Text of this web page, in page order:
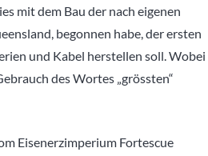
mit dem Bau der nach eigenen
begonnen habe, der ersten
und Kabel herstellen soll. Wobei
des Wortes „grössten“
Eisenerzimperium Fortescue